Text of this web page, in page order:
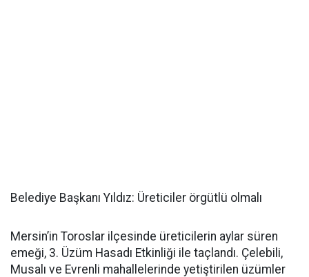
Belediye Başkanı Yıldız: Üreticiler örgütlü olmalı
Mersin’in Toroslar ilçesinde üreticilerin aylar süren
emeği, 3. Üzüm Hasadı Etkinliği ile taçlandı. Çelebili,
Musalı ve Evrenli mahallelerinde yetiştirilen üzümler